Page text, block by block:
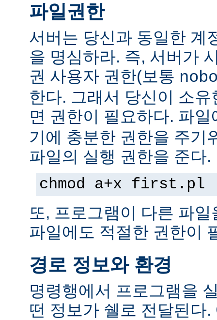
파일권한
서버는 당신과 동일한 계
을 명심하라. 즉, 서버가
권 사용자 권한(보통
한다. 그래서 당신이 소
면 권한이 필요하다. 파
기에 충분한 권한을 주기
파일의 실행 권한을 준다.
chmod a+x first.pl
또, 프로그램이 다른 파
파일에도 적절한 권한이
경로 정보와 환경
명령행에서 프로그램을
떤 정보가 쉘로 전달된다